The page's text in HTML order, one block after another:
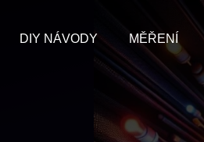
DIY NÁVODY MĚŘENÍ